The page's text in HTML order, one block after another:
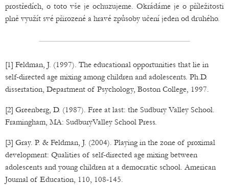
prostředích, o toto vše je ochuzujeme. Okrádáme je o příležitosti
plně využít své přirozené a hravé způsoby učení jeden od druhého.
[1] Feldman, J. (1997). The educational opportunities that lie in
self-directed age mixing among children and adolescents. Ph.D.
dissertation, Department of Psychology, Boston College, 1997.
[2] Greenberg, D. (1987). Free at last: the Sudbury Valley School.
Framingham, MA: SudburyValley School Press.
[3] Gray. P. & Feldman, J. (2004). Playing in the zone of proximal
development: Qualities of self-directed age mixing between
adolescents and young children at a democratic school. American
Journal of Education, 110, 108-145.